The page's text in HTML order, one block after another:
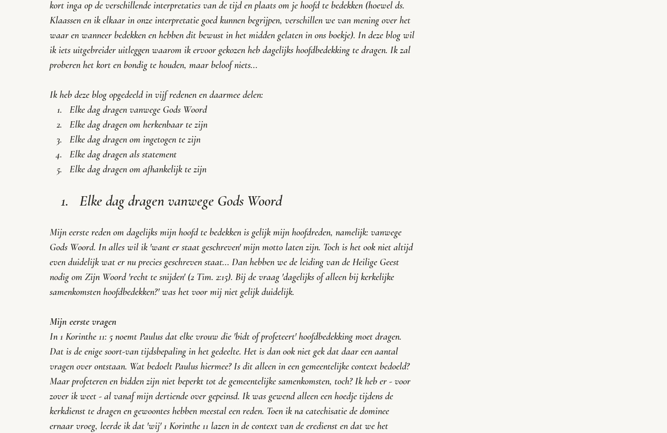
kort inga op de verschillende interpretaties van de tijd en plaats om je hoofd te bedekken (hoewel ds.
Klaassen en ik elkaar in onze interpretatie goed kunnen begrijpen, verschillen we van mening over het
waar en wanneer bedekken en hebben dit bewust in het midden gelaten in ons boekje). In deze blog wil
ik iets uitgebreider uitleggen waarom ik ervoor gekozen heb dagelijks hoofdbedekking te dragen. Ik zal
proberen het kort en bondig te houden, maar beloof niets...
Ik heb deze blog opgedeeld in vijf redenen en daarmee delen:
Elke dag dragen vanwege Gods Woord
Elke dag dragen om herkenbaar te zijn
Elke dag dragen om ingetogen te zijn
Elke dag dragen als statement
Elke dag dragen om afhankelijk te zijn
Elke dag dragen vanwege Gods Woord
Mijn eerste reden om dagelijks mijn hoofd te bedekken is gelijk mijn hoofdreden, namelijk: vanwege
Gods Woord. In alles wil ik 'want er staat geschreven' mijn motto laten zijn. Toch is het ook niet altijd
even duidelijk wat er nu precies geschreven staat... Dan hebben we de leiding van de Heilige Geest
nodig om Zijn Woord 'recht te snijden' (2 Tim. 2:15). Bij de vraag 'dagelijks of alleen bij kerkelijke
samenkomsten hoofdbedekken?' was het voor mij niet gelijk duidelijk.
Mijn eerste vragen
In 1 Korinthe 11: 5 noemt Paulus dat elke vrouw die 'bidt of profeteert' hoofdbedekking moet dragen.
Dat is de enige soort-van tijdsbepaling in het gedeelte. Het is dan ook niet gek dat daar een aantal
vragen over ontstaan. Wat bedoelt Paulus hiermee? Is dit alleen in een gemeentelijke context bedoeld?
Maar profeteren en bidden zijn niet beperkt tot de gemeentelijke samenkomsten, toch? Ik heb er - voor
zover ik weet - al vanaf mijn dertiende over gepeinsd. Ik was gewend alleen een hoedje tijdens de
kerkdienst te dragen en gewoontes hebben meestal een reden. Toen ik na catechisatie de dominee
ernaar vroeg, leerde ik dat 'wij' 1 Korinthe 11 lazen in de context van de eredienst en dat we het